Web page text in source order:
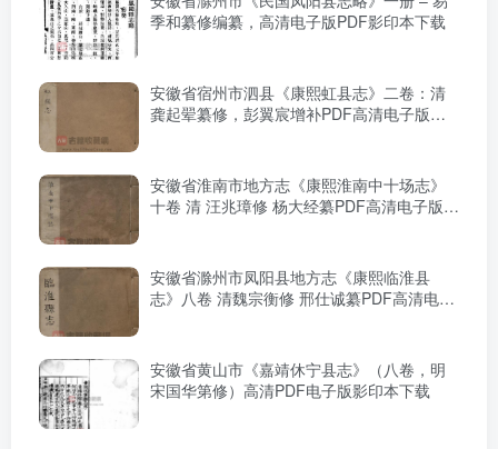
季和纂修编纂，高清电子版PDF影印本下载
安徽省宿州市泗县《康熙虹县志》二卷：清
龚起翚纂修，彭翼宸增补PDF高清电子版影
安徽省淮南市地方志《康熙淮南中十场志》
十卷 清 汪兆璋修 杨大经纂PDF高清电子版下
安徽省滁州市凤阳县地方志《康熙临淮县
志》八卷 清魏宗衡修 邢仕诚纂PDF高清电子
安徽省黄山市《嘉靖休宁县志》（八卷，明
宋国华第修）高清PDF电子版影印本下载